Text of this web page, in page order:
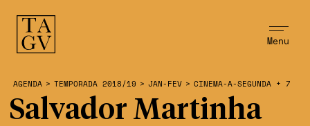
Menu
AGENDA > TEMPORADA 2018/19 > JAN-FEV > CINEMA-A-SEGUNDA + 7
Salvador Martinha